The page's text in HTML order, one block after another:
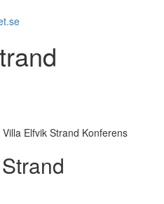
Villa Elfvik Strand Konferens